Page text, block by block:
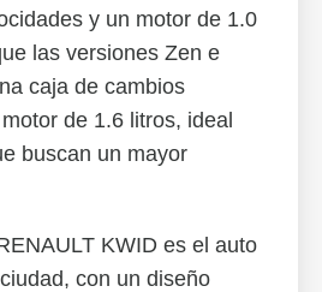
y un motor de 1.0
las versiones Zen e
caja de cambios
de 1.6 litros, ideal
buscan un mayor
KWID es el auto
con un diseño